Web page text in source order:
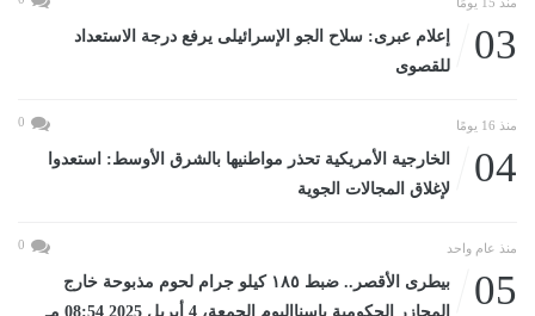
03
إعلام عبرى: سلاح الجو الإسرائيلى يرفع درجة الاستعداد
للقصوى
منذ 16 يومًا 0
04
الخارجية الأمريكية تحذر مواطنيها بالشرق الأوسط: استعدوا
لإغلاق المجالات الجوية
منذ عام واحد 0
05
بيطرى الأقصر.. ضبط ١٨٥ كيلو جرام لحوم مذبوحة خارج
المجازر الحكومية بإسنااليوم الجمعة، 4 أبريل 2025 08:54 مـ